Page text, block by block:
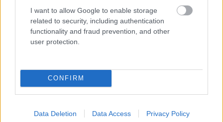
I want to allow Google to enable storage
related to security, including authentication
functionality and fraud prevention, and other
user protection.
CONFIRM
Data Deletion Data Access Privacy Policy
Kapcsolódó hírek